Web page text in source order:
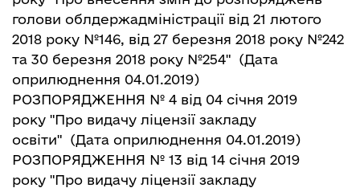
голови облдержадміністрації від 21 лютого
2018 року №146, від 27 березня 2018 року №242
та 30 березня 2018 року №254" (Дата
оприлюднення 04.01.2019)
РОЗПОРЯДЖЕННЯ № 4 від 04 січня 2019
року "Про видачу ліцензії закладу
освіти" (Дата оприлюднення 04.01.2019)
РОЗПОРЯДЖЕННЯ № 13 від 14 січня 2019
року "Про видачу ліцензії закладу